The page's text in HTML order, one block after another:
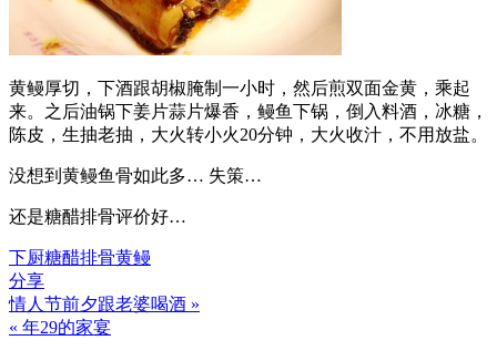
黄鳗厚切，下酒跟胡椒腌制一小时，然后煎双面金黄，乘起
来。之后油锅下姜片蒜片爆香，鳗鱼下锅，倒入料酒，冰糖，
陈皮，生抽老抽，大火转小火20分钟，大火收汁，不用放盐。
没想到黄鳗鱼骨如此多… 失策…
还是糖醋排骨评价好…
下厨糖醋排骨黄鳗
分享
文
章
情人节前夕跟老婆喝酒 »
« 年29的家宴